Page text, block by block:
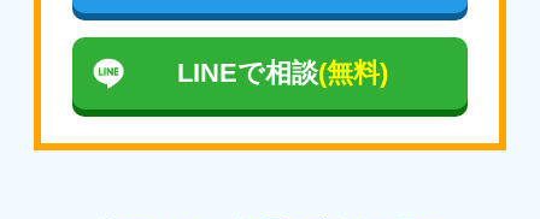
LINEで相談(無料)